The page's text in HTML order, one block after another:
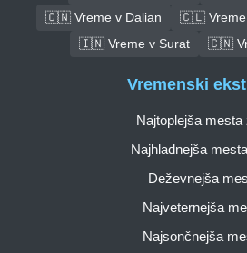
🇨🇳 Vreme v Dalian
🇨🇱 Vreme
🇮🇳 Vreme v Surat
🇨🇳
Vremenski
Najtoplejša mesta
Najhladnejša
Deževnejša
Najveternejša
Najsončnejša